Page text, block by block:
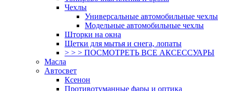
Чехлы
Универсальные автомобильные чехлы
Модельные автомобильные чехлы
Шторки на окна
Щетки для мытья и снега, лопаты
> > > ПОСМОТРЕТЬ ВСЕ АКСЕССУАРЫ
Масла
Автосвет
Ксенон
Противотуманные фары и оптика